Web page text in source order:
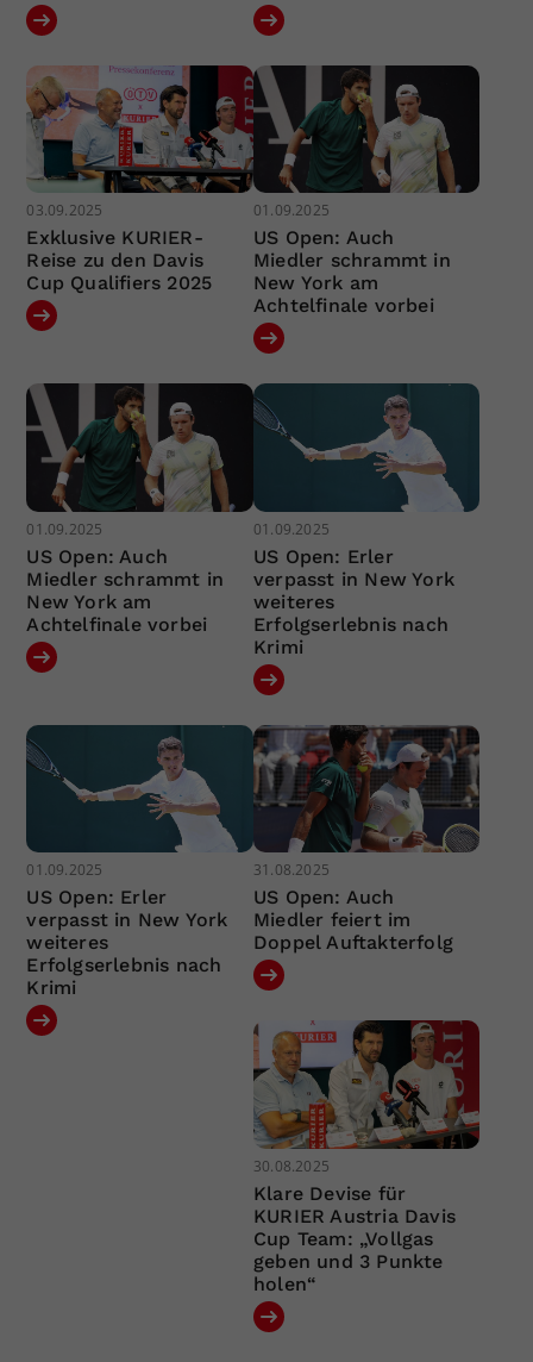
03.09.2025
Exklusive KURIER-
Reise zu den Davis
Cup Qualifiers 2025
01.09.2025
US Open: Auch
Miedler schrammt in
New York am
Achtelfinale vorbei
01.09.2025
US Open: Auch
Miedler schrammt in
New York am
Achtelfinale vorbei
01.09.2025
US Open: Erler
verpasst in New York
weiteres
Erfolgserlebnis nach
Krimi
01.09.2025
US Open: Erler
verpasst in New York
weiteres
Erfolgserlebnis nach
Krimi
31.08.2025
US Open: Auch
Miedler feiert im
Doppel Auftakterfolg
30.08.2025
Klare Devise für
KURIER Austria Davis
Cup Team: „Vollgas
geben und 3 Punkte
holen“